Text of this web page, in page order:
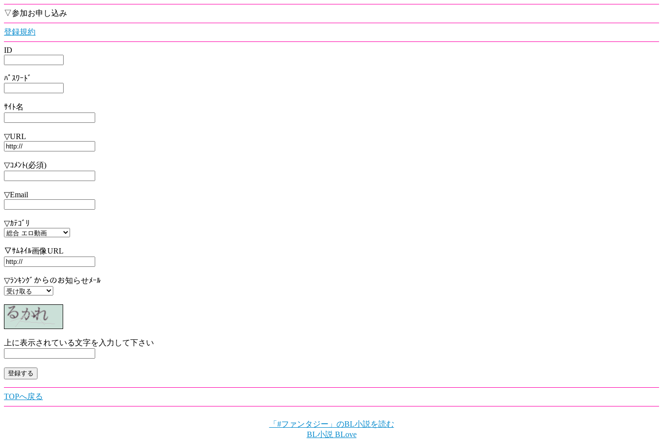
▽参加お申し込み
登録規約
ID
ﾊﾟｽﾜｰﾄﾞ
ｻｲﾄ名
▽URL
▽ｺﾒﾝﾄ(必須)
▽Email
▽ｶﾃｺﾞﾘ
▽ｻﾑﾈｲﾙ画像URL
▽ﾗﾝｷﾝｸﾞからのお知らせﾒｰﾙ
上に表示されている文字を入力して下さい
TOPへ戻る
「#ファンタジー」のBL小説を読む
BL小説 BLove